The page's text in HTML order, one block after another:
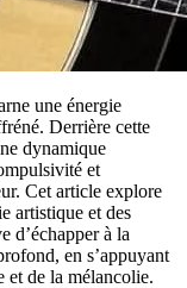
une énergie
Derrière cette
dynamique
et
Cet article explore
artistique et des
d’échapper à la
en s’appuyant
et de la mélancolie.